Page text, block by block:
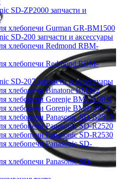
SD-ZP2000 запчасти и
хлебопечи Gurman GR-BM1500
SD-200 запчасти и аксессуары
хлебопечи Redmond RBM-
хлебопечи Redmond RBM-
SD-207 запчасти и аксессуары
хлебопечи Binatone BM202
хлебопечи Gorenje BM1210BK
хлебопечи Gorenje BM910WII
хлебопечи Panasonic SD-B2510
хлебопечи Panasonic SD-R2520
хлебопечи Panasonic SD-R2530
хлебопечи Panasonic SD-
хлебопечи Panasonic SD-